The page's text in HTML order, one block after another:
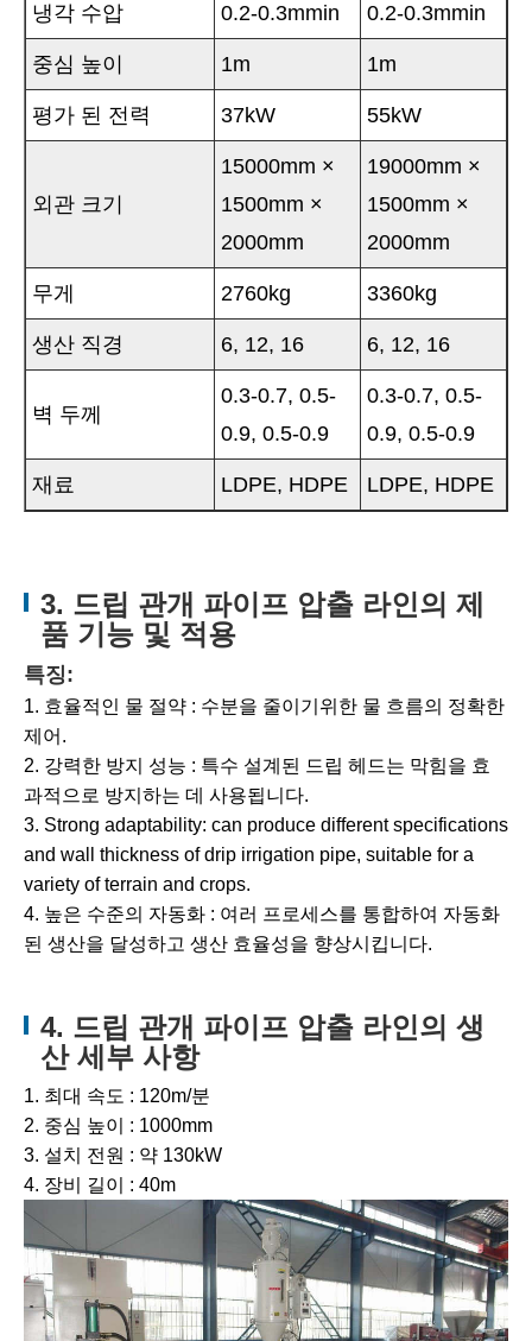
냉각 수압 0.2-0.3mmin 0.2-0.3mmin
중심 높이 1m 1m
평가 된 전력 37kW 55kW
외관 크기
15000mm ×
1500mm ×
2000mm
19000mm ×
1500mm ×
2000mm
무게 2760kg 3360kg
생산 직경 6, 12, 16 6, 12, 16
벽 두께
0.3-0.7, 0.5-
0.9, 0.5-0.9
0.3-0.7, 0.5-
0.9, 0.5-0.9
재료 LDPE, HDPE LDPE, HDPE
3. 드립 관개 파이프 압출 라인의 제
품 기능 및 적용
특징:
1. 효율적인 물 절약 : 수분을 줄이기위한 물 흐름의 정확한
제어.
2. 강력한 방지 성능 : 특수 설계된 드립 헤드는 막힘을 효
과적으로 방지하는 데 사용됩니다.
3. Strong adaptability: can produce different specifications
and wall thickness of drip irrigation pipe, suitable for a
variety of terrain and crops.
4. 높은 수준의 자동화 : 여러 프로세스를 통합하여 자동화
된 생산을 달성하고 생산 효율성을 향상시킵니다.
4. 드립 관개 파이프 압출 라인의 생
산 세부 사항
1. 최대 속도 : 120m/분
2. 중심 높이 : 1000mm
3. 설치 전원 : 약 130kW
4. 장비 길이 : 40m